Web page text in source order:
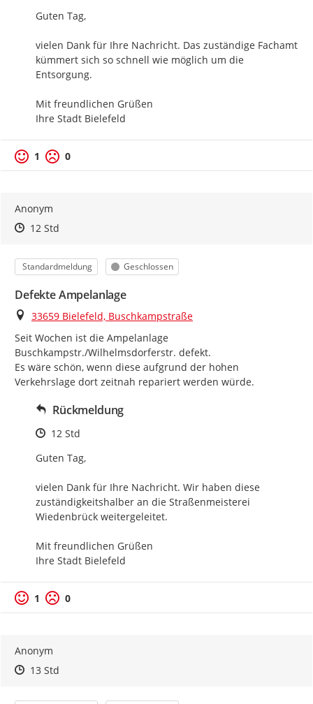
Guten Tag,
vielen Dank für Ihre Nachricht. Das zuständige Fachamt
kümmert sich so schnell wie möglich um die
Entsorgung.
Mit freundlichen Grüßen
Ihre Stadt Bielefeld
1 0
Anonym
Zeitpunkt des Erstellens
Zeitpunkt des Erstellens
12 StdZur Äußerung
Kategorie
Standardmeldung Status
Geschlossen
Defekte Ampelanlage
Ort
33659 Bielefeld, Buschkampstraße
Seit Wochen ist die Ampelanlage
Buschkampstr./Wilhelmsdorferstr. defekt.
Es wäre schön, wenn diese aufgrund der hohen
Verkehrslage dort zeitnah repariert werden würde.
Rückmeldung
Zeitpunkt des Erstellens
12 Std
Guten Tag,
vielen Dank für Ihre Nachricht. Wir haben diese
zuständigkeitshalber an die Straßenmeisterei
Wiedenbrück weitergeleitet.
Mit freundlichen Grüßen
Ihre Stadt Bielefeld
1 0
Anonym
Zeitpunkt des Erstellens
Zeitpunkt des Erstellens
13 StdZur Äußerung